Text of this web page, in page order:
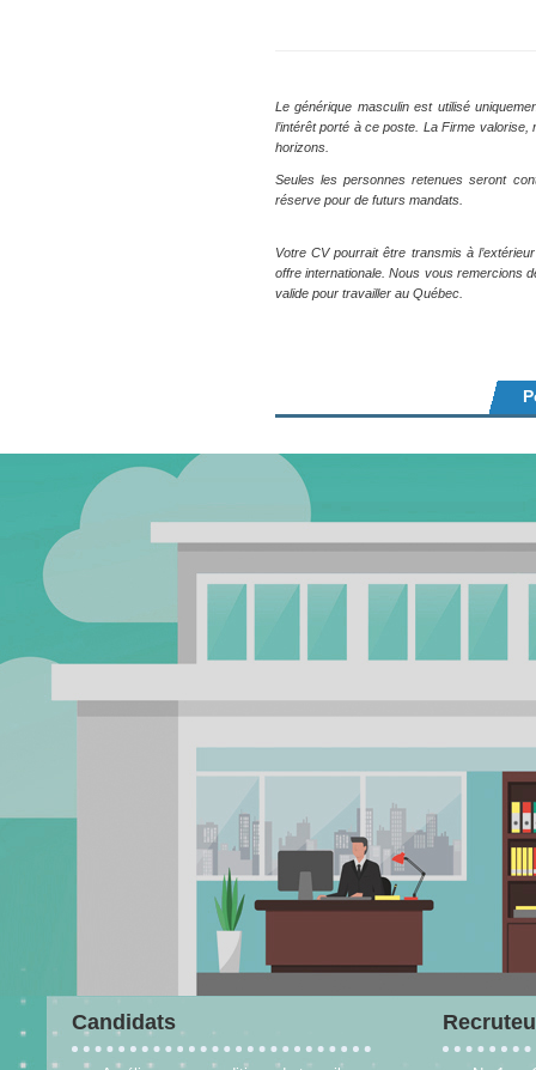
Le générique masculin est utilisé
l’intérêt porté à ce poste. La Firme
horizons.
Seules les personnes retenues seront
réserve pour de futurs mandats.
Votre CV pourrait être transmis à
offre internationale. Nous vous remercions
valide pour travailler au Québec.
Candidats